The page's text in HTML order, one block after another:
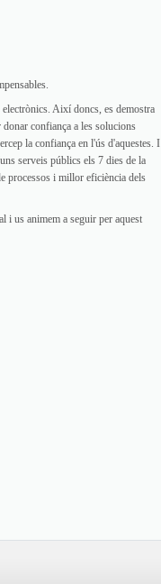
Així doncs, es demostra
donar confiança a les solucions
la confiança en l'ús d'aquestes. I
serveis públics els 7 dies de la
processos i millor eficiència dels
i us animem a seguir per aquest